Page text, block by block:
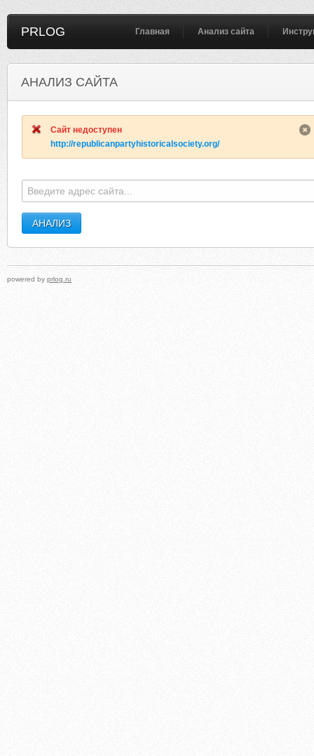
PRLOG Главная Анализ сайта
АНАЛИЗ САЙТА
Сайт недоступен
http://republicanpartyhistoricalsociety.org/
powered by prlog.ru